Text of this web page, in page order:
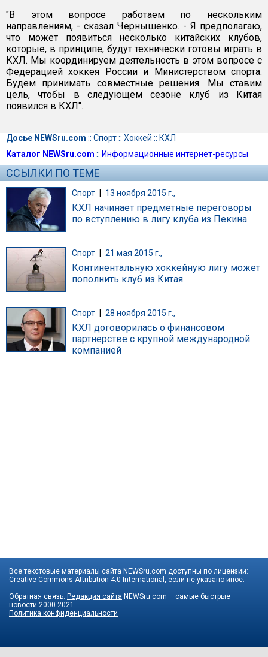
"В этом вопросе работаем по нескольким
направлениям, - сказал Чернышенко. - Я предполагаю,
что может появиться несколько китайских клубов,
которые, в принципе, будут технически готовы играть в
КХЛ. Мы координируем деятельность в этом вопросе с
Федерацией хоккея России и Министерством спорта.
Будем принимать совместные решения. Мы ставим
цель, чтобы в следующем сезоне клуб из Китая
появился в КХЛ".
Досье NEWSru.com :: Спорт:: Хоккей :: КХЛ
Каталог NEWSru.com :: Информационные интернет-ресурсы
ССЫЛКИ ПО ТЕМЕ
Спорт | 13 ноября 2015 г.,
КХЛ начинает предметные переговоры
по вступлению в лигу клуба из Пекина
Спорт 21 мая 2015 г.,
Континентальную хоккейную лигу может
пополнить клуб из Китая
Спорт 28 ноября 2015 г.,
КХЛ договорилась о финансовом
партнерстве с крупной международной
компанией
Все текстовые материалы сайта NEWSru.com доступны по лицензии:
Creative Commons Attribution 4.0 International , если не указано иное.
Обратная связь: Редакция сайта NEWSru.com – самые быстрые
новости 2000-2021
Политика конфиденциальности